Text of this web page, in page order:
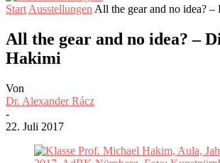
Start Ausstellungen All the gear and no idea?
All the gear and no idea? –
Hakimi
Von
Dr. Alexander Rácz
-
22. Juli 2017